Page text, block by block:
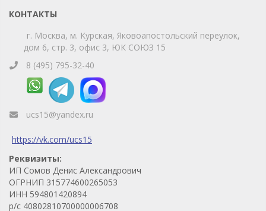
КОНТАКТЫ
г. Москва, м. Курская, Яковоапостольский переулок,
дом 6, стр. 3, офис 3, ЮК СОЮЗ 15
8 (495) 795-32-40
ucs15@yandex.ru
https://vk.com/ucs15
Реквизиты:
ИП Сомов Денис Александрович
ОГРНИП 315774600265053
ИНН 594801420894
р/с 40802810700000006708
Телефон